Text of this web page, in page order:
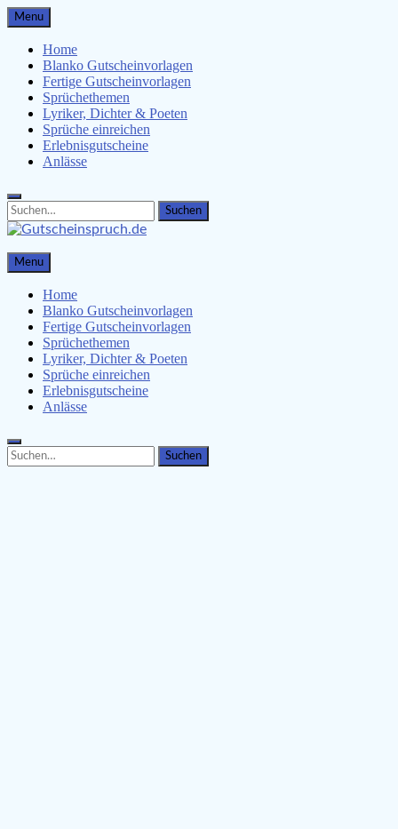
Skip
to
content
Menu
Home
Blanko Gutscheinvorlagen
Fertige Gutscheinvorlagen
Sprüchethemen
Lyriker, Dichter & Poeten
Sprüche einreichen
Erlebnisgutscheine
Anlässe
Search
for:
Search
Gutscheinspruch.de
Gutscheinsprüche & Gutscheinvorlagen finden
Menu
Home
Blanko Gutscheinvorlagen
Fertige Gutscheinvorlagen
Sprüchethemen
Lyriker, Dichter & Poeten
Sprüche einreichen
Erlebnisgutscheine
Anlässe
Search
for:
Search